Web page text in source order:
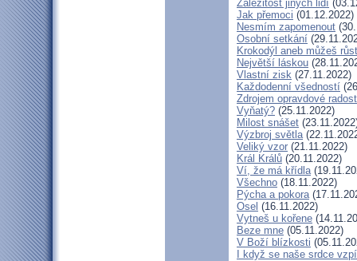
Záležitost jiných lidí
Jak přemoci (01.12.2022)
Nesmím zapomenout
Osobní setkání
Krokodýl aneb můžeš
Největší láskou
Vlastní zisk (27.11.2022)
Každodenní všedností
Zdrojem opravdové
Vyňatý? (25.11.2022)
Milost snášet
Výzbroj světla
Veliký vzor (21.11.2022)
Král Králů (20.11.2022)
Ví, že má křídla
Všechno (18.11.2022)
Pýcha a pokora
Osel (16.11.2022)
Vytneš u kořene
Beze mne (05.11.2022)
V Boží blízkosti
I když se naše srdce